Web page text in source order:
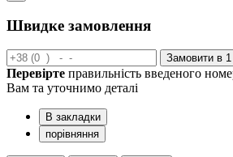
Швидке замовлення
Замовити в 1
Перевірте правильність введеного
Вам та уточнимо деталі
В закладки
порівняння